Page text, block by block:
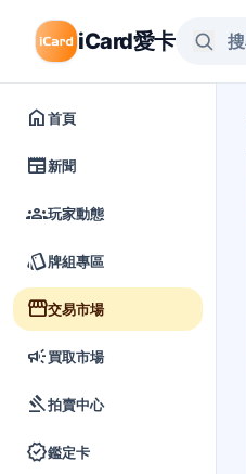
iCard愛卡
home首頁
newspaper新聞
groups玩家動態
style牌組專區
storefront交易市場
campaign買取市場
gavel拍賣中心
verified鑑定卡